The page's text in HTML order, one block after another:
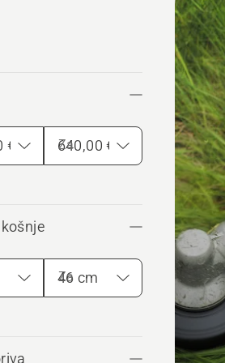
Za
Za
vse